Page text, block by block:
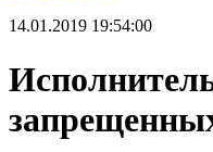
14.01.2019 19:54:00